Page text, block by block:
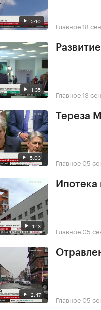
5:10 Главное18
1:35 Главное13
5:03
Тереза
Главное 05
1:13
Ипотека
Главное 05
2:47 Главное 05